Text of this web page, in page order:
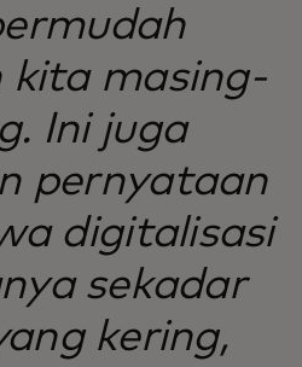
kita masing-
Ini juga
pernyataan
digitalisasi
sekadar
kering,